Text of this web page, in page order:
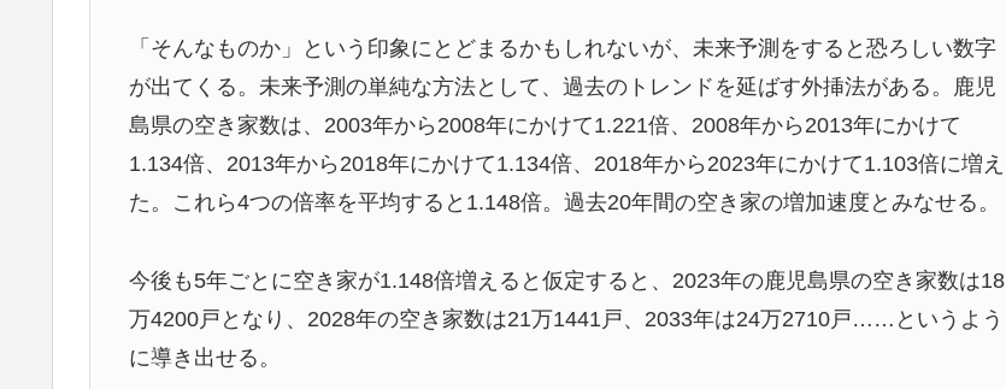
の反応】
▶ 欧州「日本だけ反則だろ…」 世界の『日本びいき』にヨーロッパ全土から不満の声
▶
【海外の反応】今永昇太、好調の秘訣はスマホ画面だとイマナガ節を炸裂「NPBでは面白さが必須条
▶ ガソリンスタンドで助けを求めた女性が連れ去られる瞬間！！
▶ ライバルのリコに身体で賞金払わせる話やりてえ
「そんなものか」という印象にとどまるかもしれないが、未来予測をすると恐ろしい数字
が出てくる。未来予測の単純な方法として、過去のトレンドを延ばす外挿法がある。鹿児
島県の空き家数は、2003年から2008年にかけて1.221倍、2008年から2013年にかけて
1.134倍、2013年から2018年にかけて1.134倍、2018年から2023年にかけて1.103倍に増え
た。これら4つの倍率を平均すると1.148倍。過去20年間の空き家の増加速度とみなせる。
今後も5年ごとに空き家が1.148倍増えると仮定すると、2023年の鹿児島県の空き家数は18
万4200戸となり、2028年の空き家数は21万1441戸、2033年は24万2710戸……というよう
に導き出せる。